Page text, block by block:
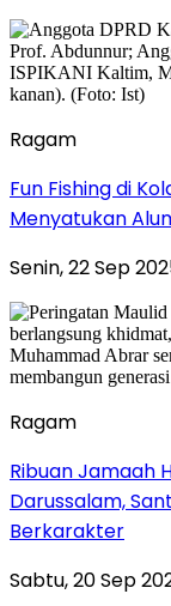
Ragam
Fun Fishing di
Menyatukan
Senin, 22 Sep
Ragam
Ribuan Jamaah
Darussalam,
Berkarakter
Sabtu, 20 Sep